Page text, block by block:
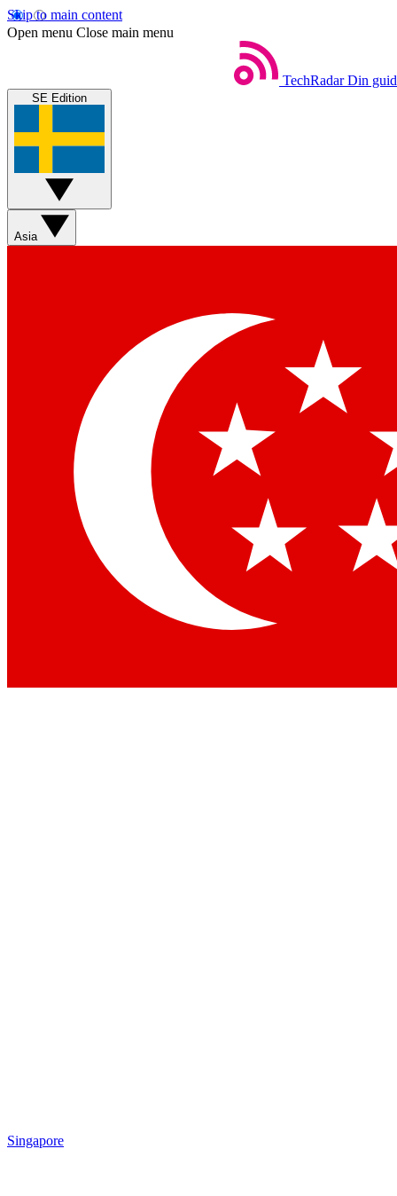
Skip to main content
Open menu Close main menu
TechRadar Din
SE Edition
Asia
Singapore